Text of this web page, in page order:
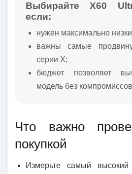
Выбирайте X60
если:
нужен максимально
важны самые
серии X;
бюджет позволяет
модель без
Что важно
покупкой
Измерьте самый